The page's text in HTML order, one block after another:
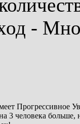
-
Прогрессивное
3 человека